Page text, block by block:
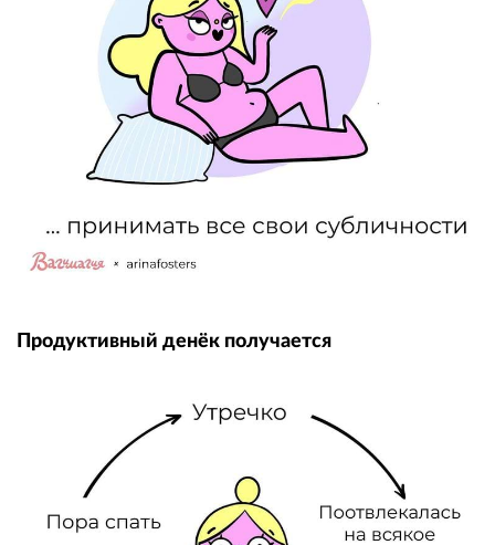
Продуктивный денёк получается